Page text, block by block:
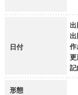
日付
形態